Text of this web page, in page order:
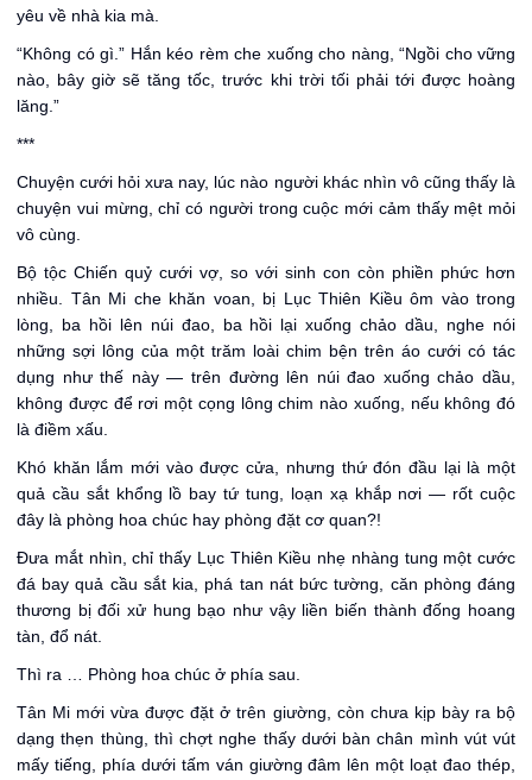
yêu về nhà kia mà.
“Không có gì.” Hắn kéo rèm che xuống cho nàng, “Ngồi cho vững
nào, bây giờ sẽ tăng tốc, trước khi trời tối phải tới được hoàng
lăng.”
***
Chuyện cưới hỏi xưa nay, lúc nào người khác nhìn vô cũng thấy là
chuyện vui mừng, chỉ có người trong cuộc mới cảm thấy mệt mỏi
vô cùng.
Bộ tộc Chiến quỷ cưới vợ, so với sinh con còn phiền phức hơn
nhiều. Tân Mi che khăn voan, bị Lục Thiên Kiều ôm vào trong
lòng, ba hồi lên núi đao, ba hồi lại xuống chảo dầu, nghe nói
những sợi lông của một trăm loài chim bện trên áo cưới có tác
dụng như thế này — trên đường lên núi đao xuống chảo dầu,
không được để rơi một cọng lông chim nào xuống, nếu không đó
là điềm xấu.
Khó khăn lắm mới vào được cửa, nhưng thứ đón đầu lại là một
quả cầu sắt khổng lồ bay tứ tung, loạn xạ khắp nơi — rốt cuộc
đây là phòng hoa chúc hay phòng đặt cơ quan?!
Đưa mắt nhìn, chỉ thấy Lục Thiên Kiều nhẹ nhàng tung một cước
đá bay quả cầu sắt kia, phá tan nát bức tường, căn phòng đáng
thương bị đối xử hung bạo như vậy liền biến thành đống hoang
tàn, đổ nát.
Thì ra … Phòng hoa chúc ở phía sau.
Tân Mi mới vừa được đặt ở trên giường, còn chưa kịp bày ra bộ
dạng thẹn thùng, thì chợt nghe thấy dưới bàn chân mình vút vút
mấy tiếng, phía dưới tấm ván giường đâm lên một loạt đao thép,